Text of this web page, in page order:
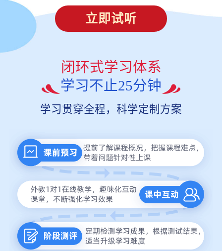
立即试听
闭环式学习体系
学习不止25分钟
学习贯穿全程，科学定制方案